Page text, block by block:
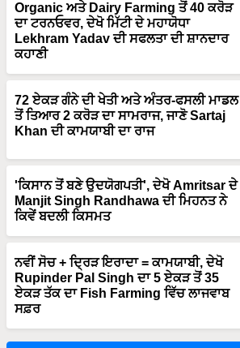
Organic ਅਤੇ Dairy Farming ਤੋਂ 40 ਕਰੋੜ
ਦਾ ਟਰਨਓਵਰ, ਦੇਖੋ ਮਿੱਟੀ ਦੇ ਮਹਾਯੋਧਾ
Lekhram Yadav ਦੀ ਸਫਲਤਾ ਦੀ ਸ਼ਾਨਦਾਰ
ਕਹਾਣੀ
72 ਏਕੜ ਗੰਨੇ ਦੀ ਖੇਤੀ ਅਤੇ ਅੰਤਰ-ਫਸਲੀ ਮਾਡਲ
ਤੋਂ ਤਿਆਰ 2 ਕਰੋੜ ਦਾ ਸਾਮਰਾਜ, ਜਾਣੋ Sartaj
Khan ਦੀ ਕਾਮਯਾਬੀ ਦਾ ਰਾਜ
'ਕਿਸਾਨ ਤੋਂ ਬਣੇ ਉਦਯੋਗਪਤੀ', ਦੇਖੋ Amritsar ਦੇ
Manjit Singh Randhawa ਦੀ ਮਿਹਨਤ ਨੇ
ਕਿਵੇਂ ਬਦਲੀ ਕਿਸਮਤ
ਨਵੀਂ ਸੋਚ + ਦ੍ਰਿੜ ਇਰਾਦਾ = ਕਾਮਯਾਬੀ, ਦੇਖੋ
Rupinder Pal Singh ਦਾ 5 ਏਕੜ ਤੋਂ 35
ਏਕੜ ਤੱਕ ਦਾ Fish Farming ਵਿੱਚ ਲਾਜਵਾਬ
ਸਫ਼ਰ